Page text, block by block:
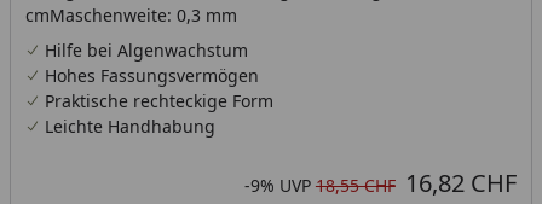
cmMaschenweite: 0,3 mm
Hilfe bei Algenwachstum
Hohes Fassungsvermögen
Praktische rechteckige Form
Leichte Handhabung
Rabatt in Prozent
-9%
Ursprünglicher Preis
UVP 18,55 CHF
Aktueller Preis 16,82 CHF